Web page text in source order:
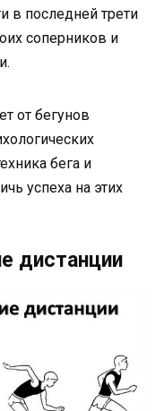
в последней трети
соперников и
от бегунов
бега и
успеха на этих
дистанции